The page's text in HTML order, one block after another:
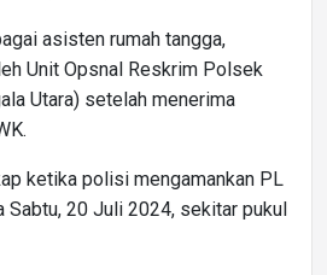
asisten rumah tangga,
Unit Opsnal Reskrim Polsek
Utara) setelah menerima
ketika polisi mengamankan PL
Sabtu, 20 Juli 2024, sekitar pukul